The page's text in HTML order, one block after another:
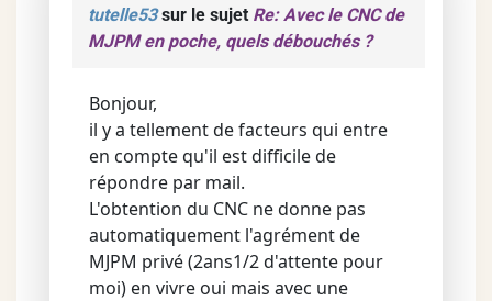
tutelle53sur le sujet Re: Avec le CNC de
MJPM en poche, quels débouchés ?
Bonjour,
il y a tellement de facteurs qui entre
en compte qu'il est difficile de
répondre par mail.
L'obtention du CNC ne donne pas
automatiquement l'agrément de
MJPM privé (2ans1/2 d'attente pour
moi) en vivre oui mais avec une